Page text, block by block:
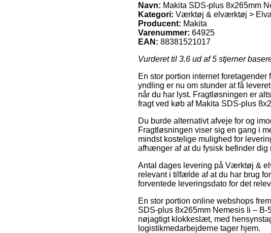
Navn: Makita SDS-plus 8x265mm
Kategori: Værktøj & elværktøj >
Producent: Makita
Varenummer: 64925
EAN: 88381521017
Vurderet til 3.6 ud af 5 stjerner
En stor portion internet
yndling er nu om stunder at få
når du har lyst. Fragtløsningen er
fragt ved køb af Makita SDS-plus
Du burde alternativt afveje for og
Fragtløsningen viser sig en gang i
mindst kostelige mulighed for
afhænger af at du fysisk befinder
Antal dages levering på Værktøj &
relevant i tilfælde af at du har brug
forventede leveringsdato for det
En stor portion online webshops
SDS-plus 8x265mm Nemesis Ii –
nøjagtigt klokkeslæt, med
logistikmedarbejderne tager hjem.